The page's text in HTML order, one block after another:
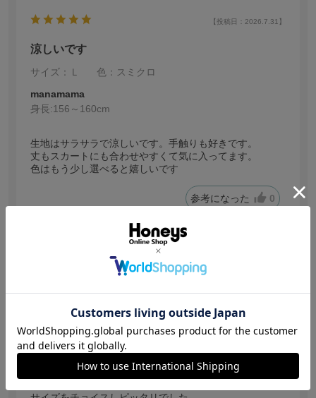
【投稿日：2026.7.31】
涼しいです
サイズ：Ｌ
色：スミクロ
manamama
身長:156～160cm
生地はサラサラで涼しいです。手触りも好きです。
丈もスカートにも合わせやすくて気に入ってます。
色はもう少し選べると嬉しいです
参考になった 0
かわいい
サイズ：Ｌ
色：グリーン
no name
身長:146～150cm